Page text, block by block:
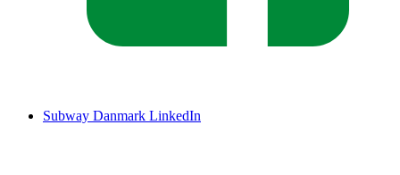
Subway Danmark LinkedIn